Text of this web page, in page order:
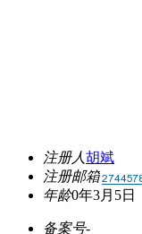
注册人胡斌
注册邮箱
年龄0年3月5日
备案号-